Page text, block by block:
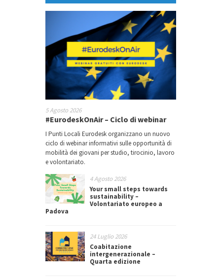
5 Agosto 2026
#EurodeskOnAir – Ciclo di webinar
I Punti Locali Eurodesk organizzano un nuovo
ciclo di webinar informativi sulle opportunità di
mobilità dei giovani per studio, tirocinio, lavoro
e volontariato.
4 Agosto 2026
Your small steps towards
sustainability –
Volontariato europeo a
Padova
24 Luglio 2026
Coabitazione
intergenerazionale –
Quarta edizione